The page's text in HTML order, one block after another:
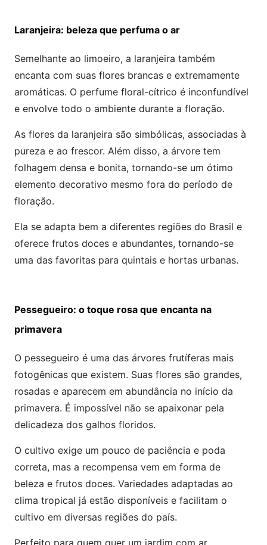
Laranjeira: beleza que perfuma o ar
Semelhante ao limoeiro, a laranjeira também
encanta com suas flores brancas e extremamente
aromáticas. O perfume floral-cítrico é inconfundível
e envolve todo o ambiente durante a floração.
As flores da laranjeira são simbólicas, associadas à
pureza e ao frescor. Além disso, a árvore tem
folhagem densa e bonita, tornando-se um ótimo
elemento decorativo mesmo fora do período de
floração.
Ela se adapta bem a diferentes regiões do Brasil e
oferece frutos doces e abundantes, tornando-se
uma das favoritas para quintais e hortas urbanas.
Pessegueiro: o toque rosa que encanta na
primavera
O pessegueiro é uma das árvores frutíferas mais
fotogênicas que existem. Suas flores são grandes,
rosadas e aparecem em abundância no início da
primavera. É impossível não se apaixonar pela
delicadeza dos galhos floridos.
O cultivo exige um pouco de paciência e poda
correta, mas a recompensa vem em forma de
beleza e frutos doces. Variedades adaptadas ao
clima tropical já estão disponíveis e facilitam o
cultivo em diversas regiões do país.
Perfeito para quem quer um jardim com ar